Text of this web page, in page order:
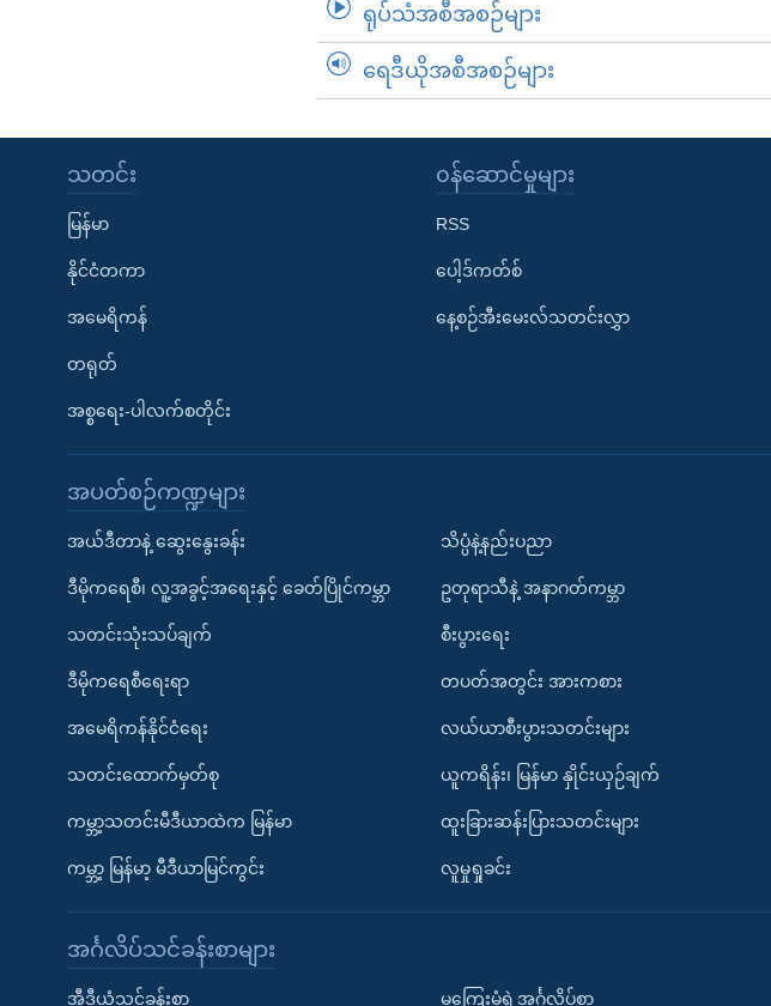
ရုပ်သံအစီအစဉ်များ
ရေဒီယိုအစီအစဉ်များ
သတင်း
မြန်မာ
နိုင်ငံတကာ
အမေရိကန်
တရုတ်
အစ္စရေး-ပါလက်စတိုင်း
၀န်ဆောင်မှုများ
RSS
ပေါ့ဒ်ကတ်စ်
နေ့စဉ်အီးမေးလ်သတင်းလွှာ
အပတ်စဉ်ကဏ္ဍများ
အယ်ဒီတာနဲ့ ဆွေးနွေးခန်း
ဒီမိုကရေစီ၊ လူ့အခွင့်အရေးနှင့် ခေတ်ပြိုင်ကမ္ဘာ
သတင်းသုံးသပ်ချက်
ဒီမိုကရေစီရေးရာ
အမေရိကန်နိုင်ငံရေး
သတင်းထောက်မှတ်စု
ကမ္ဘာ့သတင်းမီဒီယာထဲက မြန်မာ
ကမ္ဘာ့ မြန်မာ့ မီဒီယာမြင်ကွင်း
သိပ္ပံနဲ့နည်းပညာ
ဥတုရာသီနဲ့ အနာဂတ်ကမ္ဘာ
စီးပွားရေး
တပတ်အတွင်း အားကစား
လယ်ယာစီးပွားသတင်းများ
ယူကရိန်း၊ မြန်မာ နှိုင်းယှဉ်ချက်
ထူးခြားဆန်းပြားသတင်းများ
လူမှုရှုခင်း
အင်္ဂလိပ်သင်ခန်းစာများ
အီဒီယံသင်ခန်းစာ မကြေးမုံရဲ့အင်္ဂလိပ်စာ